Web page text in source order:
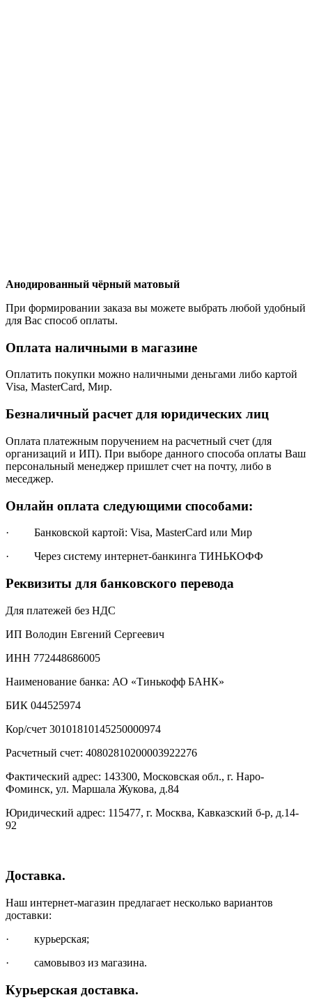
Анодированный чёрный матовый
При формировании заказа вы можете выбрать любой удобный
для Вас способ оплаты.
Оплата наличными в магазине
Оплатить покупки можно наличными деньгами либо картой
Visa, MasterCard, Мир.
Безналичный расчет для юридических лиц
Оплата платежным поручением на расчетный счет (для
организаций и ИП). При выборе данного способа оплаты Ваш
персональный менеджер пришлет счет на почту, либо в
меседжер.
Онлайн оплата следующими способами:
· Банковской картой: Visa, MasterCard или Мир
· Через систему интернет-банкинга ТИНЬКОФФ
Реквизиты для банковского перевода
Для платежей без НДС
ИП Володин Евгений Сергеевич
ИНН 772448686005
Наименование банка: АО «Тинькофф БАНК»
БИК 044525974
Кор/счет 30101810145250000974
Расчетный счет: 40802810200003922276
Фактический адрес: 143300, Московская обл., г. Наро-
Фоминск, ул. Маршала Жукова, д.84
Юридический адрес: 115477, г. Москва, Кавказский б-р, д.14-
92
Доставка.
Наш интернет-магазин предлагает несколько вариантов
доставки:
· курьерская;
· самовывоз из магазина.
Курьерская доставка.